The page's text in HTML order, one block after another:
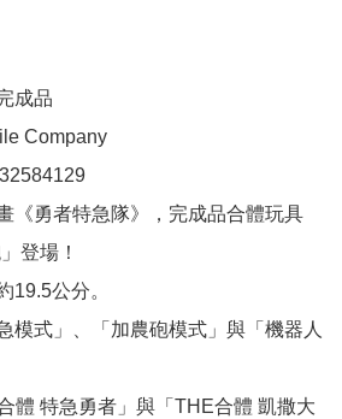
成品
Company
《勇者特急隊》，完成品合體玩具
登場！
19.5公分。
模式」、「加農砲模式」與「機器人
體 特急勇者」與「THE合體 凱撒大